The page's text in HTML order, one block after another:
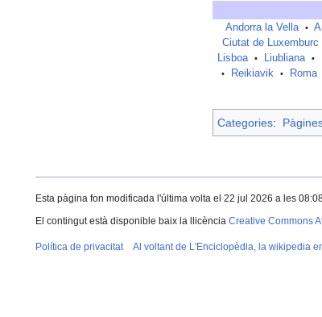
Andorra la Vella •
Ciutat de Luxemburc
Lisboa • Liubliana •
• Reikiavik • Roma
Categories:
Esta pàgina fon modificada l'última volta el 22 jul 2026 a les
El contingut està disponible baix la llicència Creative Commons
Política de privacitat Al voltant de L'Enciclopèdia, la wikipedia